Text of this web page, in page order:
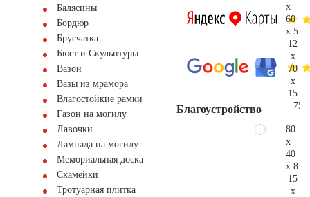
Балясины
Бордюр
Брусчатка
Бюст и Скульптуры
Вазон
Вазы из мрамора
Влагостойкие рамки
Газон на могилу
Лавочки
Лампада на могилу
Мемориальная доска
Скамейки
Тротуарная плитка
Благоустройство
x
60
x 5
12
x
70
x
15
80
x
40
x 8
15
x